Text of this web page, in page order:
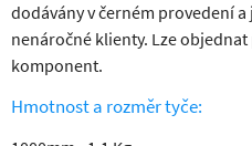
dodávány v černém provedení
nenáročné klienty. Lze
komponent.
Hmotnost a rozměr tyče: